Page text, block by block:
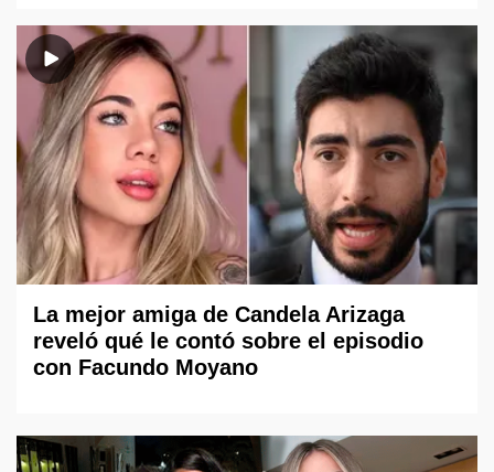
La mejor amiga de Candela Arizaga
reveló qué le contó sobre el episodio
con Facundo Moyano